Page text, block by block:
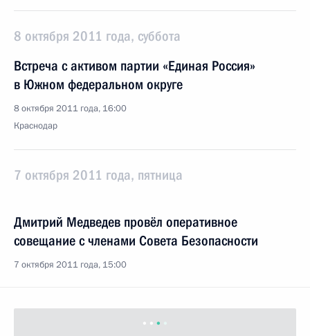
8 октября 2011 года, суббота
Встреча с активом партии «Единая Россия»
в Южном федеральном округе
8 октября 2011 года, 16:00
Краснодар
7 октября 2011 года, пятница
Дмитрий Медведев провёл оперативное
совещание с членами Совета Безопасности
7 октября 2011 года, 15:00